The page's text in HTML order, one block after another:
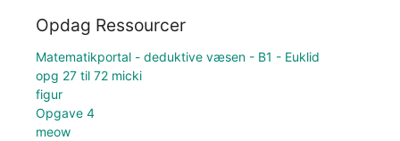
Opdag Ressourcer
Matematikportal - deduktive væsen - B1 - Euklid
opg 27 til 72 micki
figur
Opgave 4
meow